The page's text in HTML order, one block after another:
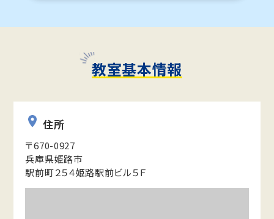
教室基本情報
住所
〒670-0927
兵庫県姫路市
駅前町２５４姫路駅前ビル５Ｆ